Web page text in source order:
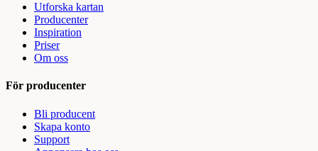
Utforska kartan
Producenter
Inspiration
Priser
Om oss
För producenter
Bli producent
Skapa konto
Support